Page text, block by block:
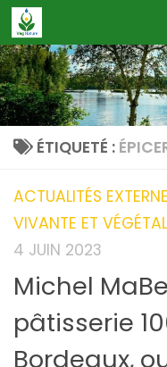
Skip to content
ÉTIQUETÉ :
ACTUALITÉS
VIVANTE ET
4 JUIN 2023
Michel
pâtisserie
Bordeaux,